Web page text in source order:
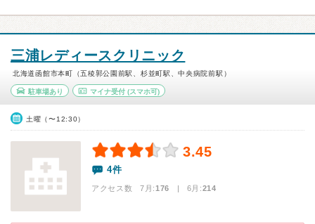
三浦レディースクリニック
北海道函館市本町（五稜郭公園前駅、杉並町駅、中央病院前駅）
駐車場あり マイナ受付(スマホ可)
土曜（〜12:30）
3.45
4件
アクセス数 7月:176 | 6月:214